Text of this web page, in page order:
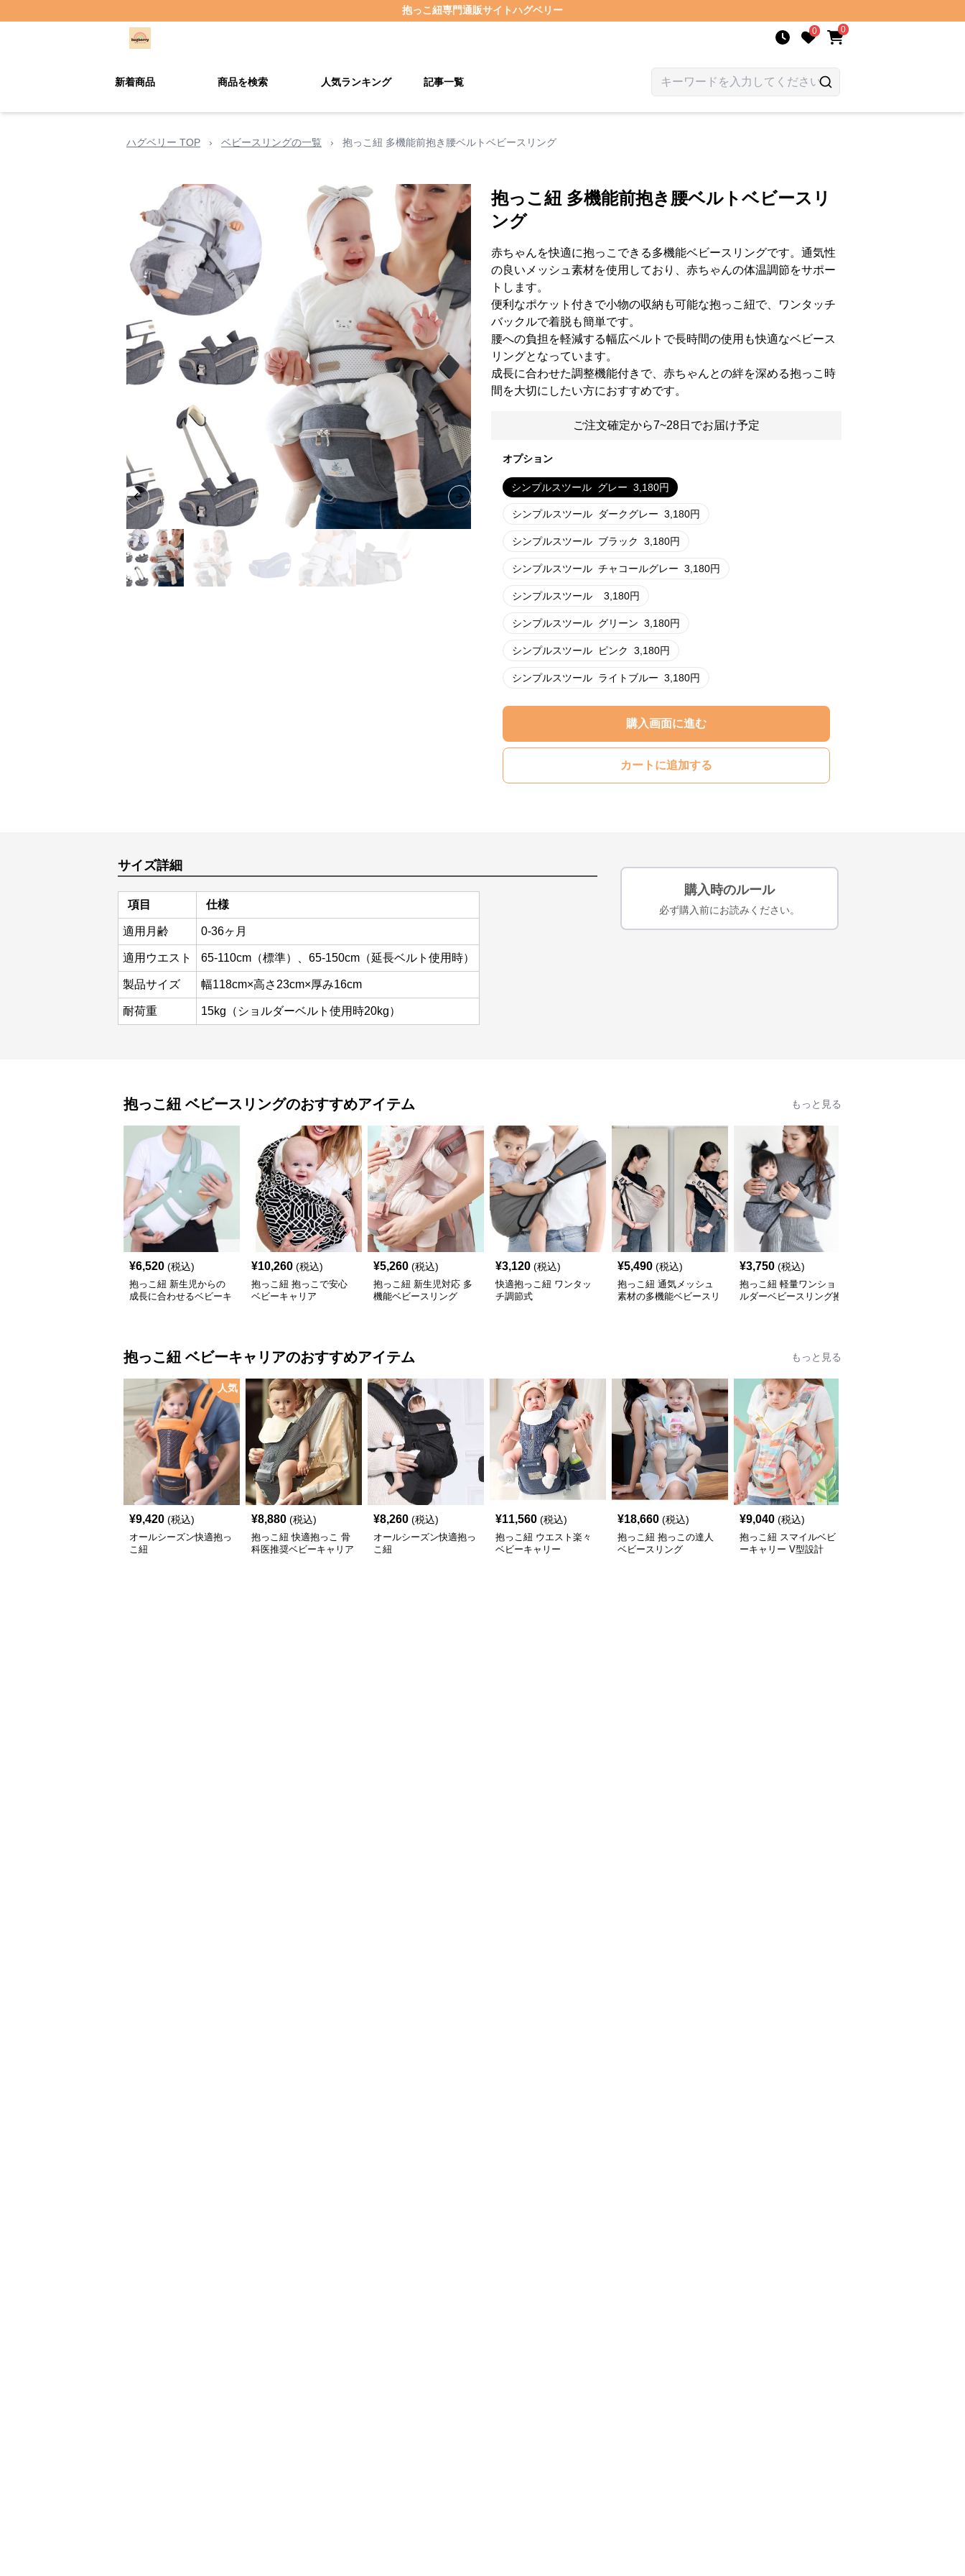
抱っこ紐専門通販サイトハグベリー
0 0
新着商品 商品を検索 人気ランキング 記事一覧
ハグベリー TOP › ベビースリングの一覧 › 抱っこ紐 多機能前抱き腰ベルトベビースリング
Previous slide Next slide
抱っこ紐 多機能前抱き腰ベルトベビースリ
ング
赤ちゃんを快適に抱っこできる多機能ベビースリングです。通気性
の良いメッシュ素材を使用しており、赤ちゃんの体温調節をサポー
トします。
便利なポケット付きで小物の収納も可能な抱っこ紐で、ワンタッチ
バックルで着脱も簡単です。
腰への負担を軽減する幅広ベルトで長時間の使用も快適なベビース
リングとなっています。
成長に合わせた調整機能付きで、赤ちゃんとの絆を深める抱っこ時
間を大切にしたい方におすすめです。
ご注文確定から7~28日でお届け予定
オプション
シンプルスツール グレー 3,180円
シンプルスツール ダークグレー 3,180円
シンプルスツール ブラック 3,180円
シンプルスツール チャコールグレー 3,180円
シンプルスツール 3,180円
シンプルスツール グリーン 3,180円
シンプルスツール ピンク 3,180円
シンプルスツール ライトブルー 3,180円
購入画面に進む
カートに追加する
サイズ詳細
項目 仕様
適用月齢 0-36ヶ月
適用ウエスト 65-110cm（標準）、65-150cm（延長ベルト使用時）
製品サイズ 幅118cm×高さ23cm×厚み16cm
耐荷重 15kg（ショルダーベルト使用時20kg）
購入時のルール
必ず購入前にお読みください。
抱っこ紐 ベビースリングのおすすめアイテム もっと見る
¥6,520 (税込)
抱っこ紐 新生児からの
成長に合わせるベビーキ
¥10,260 (税込)
抱っこ紐 抱っこで安心
ベビーキャリア
¥5,260 (税込)
抱っこ紐 新生児対応 多
機能ベビースリング
¥3,120 (税込)
快適抱っこ紐 ワンタッ
チ調節式
¥5,490 (税込)
抱っこ紐 通気メッシュ
素材の多機能ベビースリ
¥3,750 (税込)
抱っこ紐 軽量ワンショ
ルダーベビースリング抱
抱っこ紐 ベビーキャリアのおすすめアイテム もっと見る
人気
¥9,420 (税込)
オールシーズン快適抱っ
こ紐
¥8,880 (税込)
抱っこ紐 快適抱っこ 骨
科医推奨ベビーキャリア
¥8,260 (税込)
オールシーズン快適抱っ
こ紐
¥11,560 (税込)
抱っこ紐 ウエスト楽々
ベビーキャリー
¥18,660 (税込)
抱っこ紐 抱っこの達人
ベビースリング
¥9,040 (税込)
抱っこ紐 スマイルベビ
ーキャリー V型設計